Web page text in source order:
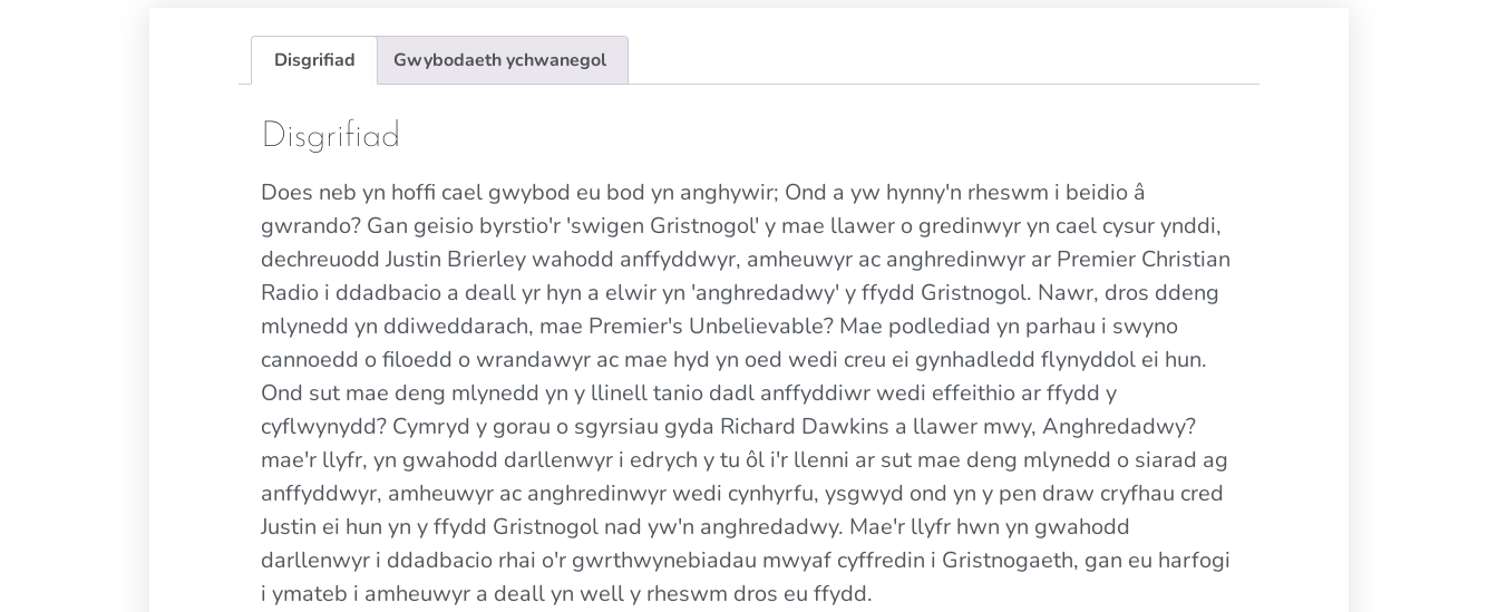
Disgrifiad Gwybodaeth ychwanegol
Disgrifiad
Does neb yn hoffi cael gwybod eu bod yn anghywir; Ond a yw hynny'n rheswm i beidio â
gwrando? Gan geisio byrstio'r 'swigen Gristnogol' y mae llawer o gredinwyr yn cael cysur ynddi,
dechreuodd Justin Brierley wahodd anffyddwyr, amheuwyr ac anghredinwyr ar Premier Christian
Radio i ddadbacio a deall yr hyn a elwir yn 'anghredadwy' y ffydd Gristnogol. Nawr, dros ddeng
mlynedd yn ddiweddarach, mae Premier's Unbelievable? Mae podlediad yn parhau i swyno
cannoedd o filoedd o wrandawyr ac mae hyd yn oed wedi creu ei gynhadledd flynyddol ei hun.
Ond sut mae deng mlynedd yn y llinell tanio dadl anffyddiwr wedi effeithio ar ffydd y
cyflwynydd? Cymryd y gorau o sgyrsiau gyda Richard Dawkins a llawer mwy, Anghredadwy?
mae'r llyfr, yn gwahodd darllenwyr i edrych y tu ôl i'r llenni ar sut mae deng mlynedd o siarad ag
anffyddwyr, amheuwyr ac anghredinwyr wedi cynhyrfu, ysgwyd ond yn y pen draw cryfhau cred
Justin ei hun yn y ffydd Gristnogol nad yw'n anghredadwy. Mae'r llyfr hwn yn gwahodd
darllenwyr i ddadbacio rhai o'r gwrthwynebiadau mwyaf cyffredin i Gristnogaeth, gan eu harfogi
i ymateb i amheuwyr a deall yn well y rheswm dros eu ffydd.